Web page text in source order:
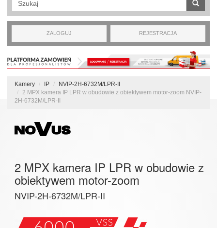
Wyszukiwanie pełnotekstowe
ZALOGUJ REJESTRACJA
Kamery IP
NVIP-2H-6732M/LPR-II
2 MPX kamera IP LPR w obudowie z obiektywem motor-zoom NVIP-
2H-6732M/LPR-II
2 MPX kamera IP LPR w obudowie z
obiektywem motor-zoom
NVIP-2H-6732M/LPR-II